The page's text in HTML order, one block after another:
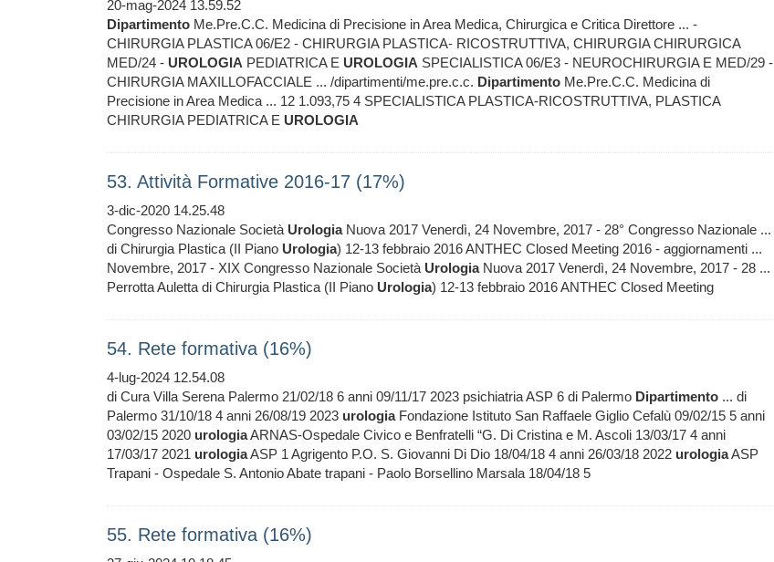
20-mag-2024 13.59.52
Dipartimento Me.Pre.C.C. Medicina di Precisione in Area Medica, Chirurgica e Critica Direttore ... -
CHIRURGIA PLASTICA 06/E2 - CHIRURGIA PLASTICA- RICOSTRUTTIVA, CHIRURGIA CHIRURGICA
MED/24 - UROLOGIA PEDIATRICA E UROLOGIA SPECIALISTICA 06/E3 - NEUROCHIRURGIA E MED/29 -
CHIRURGIA MAXILLOFACCIALE ... /dipartimenti/me.pre.c.c. Dipartimento Me.Pre.C.C. Medicina di
Precisione in Area Medica ... 12 1.093,75 4 SPECIALISTICA PLASTICA-RICOSTRUTTIVA, PLASTICA
CHIRURGIA PEDIATRICA E UROLOGIA
53. Attività Formative 2016-17 (17%)
3-dic-2020 14.25.48
Congresso Nazionale Società UrologiaNuova 2017 Venerdì, 24 Novembre, 2017 - 28° Congresso Nazionale ...
di Chirurgia Plastica (II Piano Urologia) 12-13 febbraio 2016 ANTHEC Closed Meeting 2016 - aggiornamenti ...
Novembre, 2017 - XIX Congresso Nazionale Società UrologiaNuova 2017 Venerdì, 24 Novembre, 2017 - 28 ...
Perrotta Auletta di Chirurgia Plastica (II Piano Urologia) 12-13 febbraio 2016 ANTHEC Closed Meeting
54. Rete formativa (16%)
4-lug-2024 12.54.08
di Cura Villa Serena Palermo 21/02/18 6 anni 09/11/17 2023 psichiatria ASP 6 di Palermo Dipartimento ... di
Palermo 31/10/18 4 anni 26/08/19 2023 urologiaFondazione Istituto San Raffaele Giglio Cefalù 09/02/15 5 anni
03/02/15 2020 urologiaARNAS-Ospedale Civico e Benfratelli “G. Di Cristina e M. Ascoli 13/03/17 4 anni
17/03/17 2021 urologiaASP 1 Agrigento P.O. S. Giovanni Di Dio 18/04/18 4 anni 26/03/18 2022 urologiaASP
Trapani - Ospedale S. Antonio Abate trapani - Paolo Borsellino Marsala 18/04/18 5
55. Rete formativa (16%)